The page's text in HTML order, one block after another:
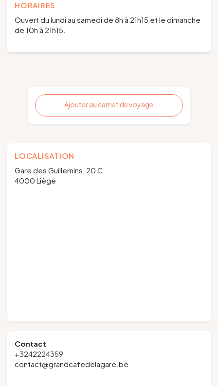
HORAIRES
Ouvert du lundi au samedi de 8h à 21h15 et le dimanche
de 10h à 21h15.
Ajouter au carnet de voyage
LOCALISATION
Gare des Guillemins, 20 C
4000 Liège
Contact
+3242224359
contact@grandcafedelagare.be